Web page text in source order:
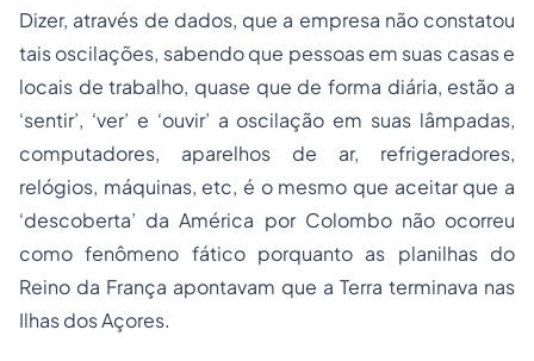
Dizer, através de dados, que a empresa não constatou
tais oscilações, sabendo que pessoas em suas casas e
locais de trabalho, quase que de forma diária, estão a
‘sentir’, ‘ver’ e ‘ouvir’ a oscilação em suas lâmpadas,
computadores, aparelhos de ar, refrigeradores,
relógios, máquinas, etc, é o mesmo que aceitar que a
‘descoberta’ da América por Colombo não ocorreu
como fenômeno fático porquanto as planilhas do
Reino da França apontavam que a Terra terminava nas
Ilhas dos Açores.